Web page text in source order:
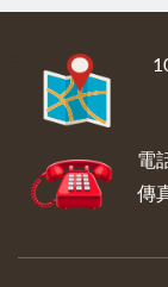
電
傳